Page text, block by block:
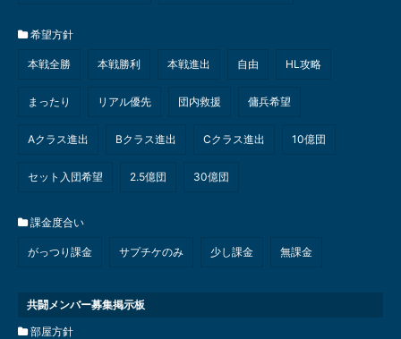
希望方針
本戦全勝 本戦勝利 本戦進出 自由 HL攻略
まったり リアル優先 団内救援 傭兵希望
Aクラス進出 Bクラス進出 Cクラス進出 10億団
セット入団希望 2.5億団 30億団
課金度合い
がっつり課金 サプチケのみ 少し課金 無課金
共闘メンバー募集掲示板
部屋方針